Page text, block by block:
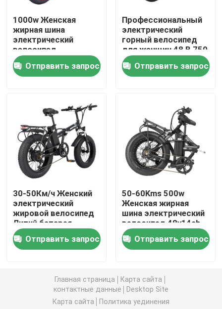
Электровелосипед Ridstar
Электровелосипед с складной жировой шиной
Электрический горный велосипед с жирными
горный велосипед полного подвеса электрический
складывая электрический горный велосипед
Электровелосипед с жирными шинами
Женский жирный электрический велосипед
20 дюймовый электрический велосипед
1000w Женская
жирная шина
электрический
велосипед
Алюминиевая
сплавная рама с
бесшовным
Отправить запрос
Профессиональный
электрический
горный велосипед
для женщин 48 В 750
В
Отправить запрос
30-50Км/ч Женский
электрический
жировой велосипед
Литий батарея
Женский
электрический
велосипед
Отправить запрос
50-60Kms 500w
Женская жирная
шина электрический
велосипед 48v14ah
Аккумулятор
Отправить запрос
Главная страница
Карта сайта
контактные данные
Desktop Site
Карта сайта
Политика уединения